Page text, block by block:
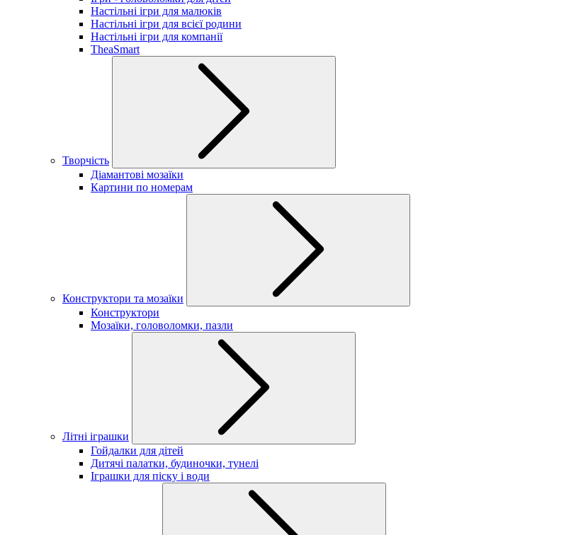
Настільні ігри для малюків
Настільні ігри для всієї родини
Настільні ігри для компанії
TheaSmart
Творчість
Діамантові мозаїки
Картини по номерам
Конструктори та мозаїки
Конструктори
Мозаїки, головоломки, пазли
Літні іграшки
Гойдалки для дітей
Дитячі палатки, будиночки, тунелі
Іграшки для піску і води